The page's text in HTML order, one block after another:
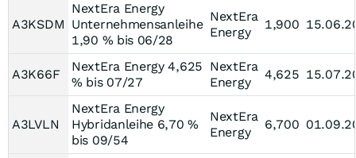
A3KSDM
NextEra Energy
Unternehmensanleihe
1,90 % bis 06/28
NextEra
Energy
1,900
A3K66F
NextEra Energy 4,625
% bis 07/27
NextEra
Energy
4,625
A3LVLN
NextEra Energy
Hybridanleihe 6,70 %
bis 09/54
NextEra
Energy
6,700